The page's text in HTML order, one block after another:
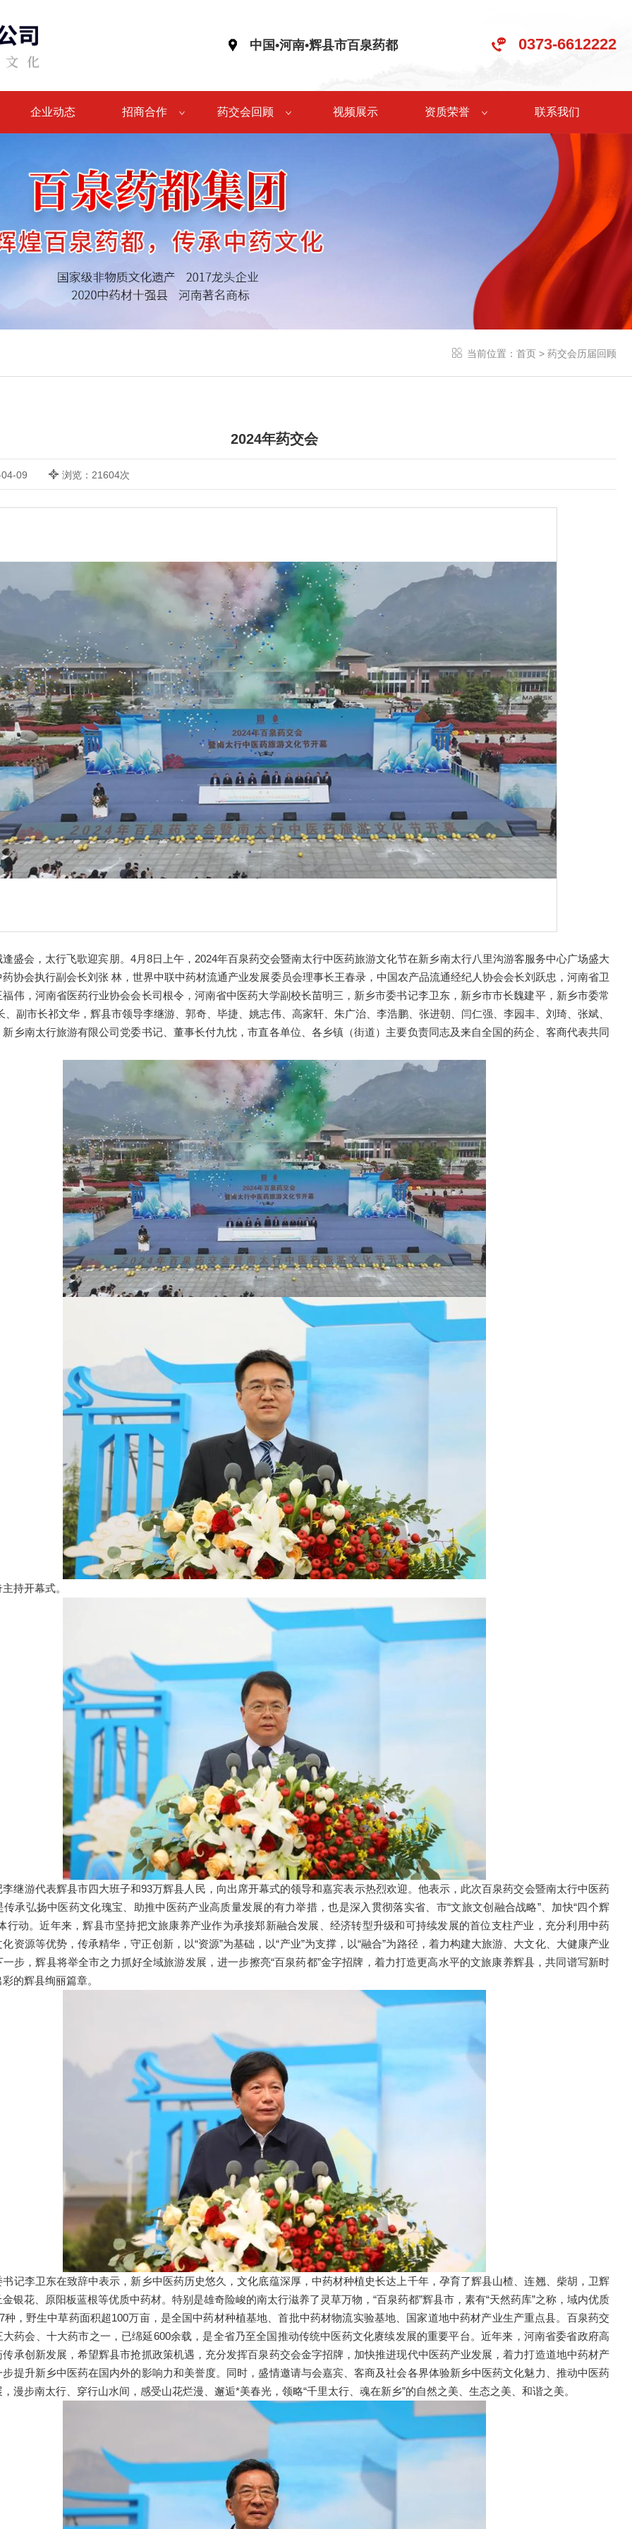
中国•河南•辉县市百泉药都 0373-6612222
企业动态 招商合作 药交会回顾 视频展示 资质荣誉 联系我们
当前位置： 首页 > 药交会历届回顾
2024年药交会
09 浏览：21604次
会，太行飞歌迎宾朋。4月8日上午，2024年百泉药交会暨南太行中医药旅游文化节在新乡南太行八里沟游客服务中心广场盛大
协会执行副会长刘张 林，世界中联中药材流通产业发展委员会理事长王春录，中国农产品流通经纪人协会会长刘跃忠，河南省卫
伟，河南省医药行业协会会长司根令，河南省中医药大学副校长苗明三，新乡市委书记李卫东，新乡市市长魏建平，新乡市委常
、副市长祁文华，辉县市领导李继游、郭奇、毕捷、姚志伟、高家轩、朱广治、李浩鹏、张进朝、闫仁强、李园丰、刘琦、张斌、
乡南太行旅游有限公司党委书记、董事长付九忱，市直各单位、各乡镇（街道）主要负责同志及来自全国的药企、客商代表共同
开幕式。
游代表辉县市四大班子和93万辉县人民，向出席开幕式的领导和嘉宾表示热烈欢迎。他表示，此次百泉药交会暨南太行中医药
传承弘扬中医药文化瑰宝、助推中医药产业高质量发展的有力举措，也是深入贯彻落实省、市“文旅文创融合战略”、加快“四个辉
行动。近年来，辉县市坚持把文旅康养产业作为承接郑新融合发展、经济转型升级和可持续发展的首位支柱产业，充分利用中药
资源等优势，传承精华，守正创新，以“资源”为基础，以“产业”为支撑，以“融合”为路径，着力构建大旅游、大文化、大健康产业
一步，辉县将举全市之力抓好全域旅游发展，进一步擦亮“百泉药都”金字招牌，着力打造更高水平的文旅康养辉县，共同谱写新时
的辉县绚丽篇章。
李卫东在致辞中表示，新乡中医药历史悠久，文化底蕴深厚，中药材种植史长达上千年，孕育了辉县山楂、连翘、柴胡，卫辉
银花、原阳板蓝根等优质中药材。特别是雄奇险峻的南太行滋养了灵草万物，“百泉药都”辉县市，素有“天然药库”之称，域内优质
种，野生中草药面积超100万亩，是全国中药材种植基地、首批中药材物流实验基地、国家道地中药材产业生产重点县。百泉药交
大药会、十大药市之一，已绵延600余载，是全省乃至全国推动传统中医药文化赓续发展的重要平台。近年来，河南省委省政府高
传承创新发展，希望辉县市抢抓政策机遇，充分发挥百泉药交会金字招牌，加快推进现代中医药产业发展，着力打造道地中药材产
步提升新乡中医药在国内外的影响力和美誉度。同时，盛情邀请与会嘉宾、客商及社会各界体验新乡中医药文化魅力、推动中医药
漫步南太行、穿行山水间，感受山花烂漫、邂逅*美春光，领略“千里太行、魂在新乡”的自然之美、生态之美、和谐之美。